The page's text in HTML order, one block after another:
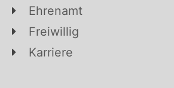
Ehrenamt
Freiwillig
Karriere